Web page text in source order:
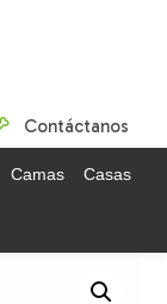
Contáctanos
Camas Casas